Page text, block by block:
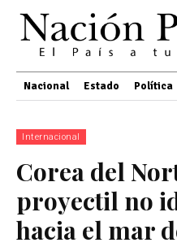
Nacional Estado Política
Internacional
Corea del
proyectil no
hacia el mar